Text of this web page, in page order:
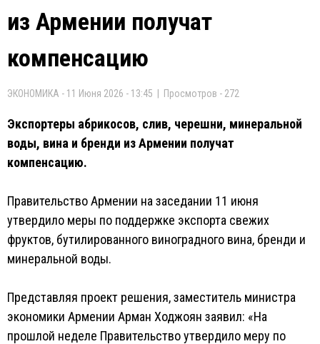
из Армении получат
компенсацию
ЭКОНОМИКА - 11 Июня 2026 - 13:45 | Просмотров - 272
Экспортеры абрикосов, слив, черешни, минеральной
воды, вина и бренди из Армении получат
компенсацию.
Правительство Армении на заседании 11 июня
утвердило меры по поддержке экспорта свежих
фруктов, бутилированного виноградного вина, бренди и
минеральной воды.
Представляя проект решения, заместитель министра
экономики Армении Арман Ходжоян заявил: «На
прошлой неделе Правительство утвердило меру по